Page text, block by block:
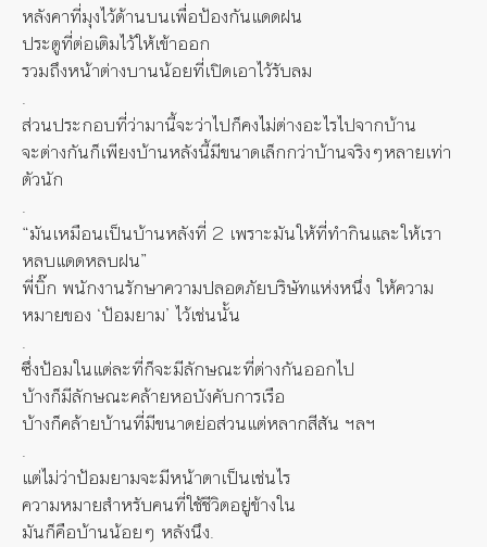
หลังคาที่มุงไว้ด้านบนเพื่อป้องกันแดดฝน
ประตูที่ต่อเติมไว้ให้เข้าออก
รวมถึงหน้าต่างบานน้อยที่เปิดเอาไว้รับลม
.
ส่วนประกอบที่ว่ามานี้จะว่าไปก็คงไม่ต่างอะไรไปจากบ้าน
จะต่างกันก็เพียงบ้านหลังนี้มีขนาดเล็กกว่าบ้านจริงๆหลายเท่า
ตัวนัก
.
“มันเหมือนเป็นบ้านหลังที่ 2 เพราะมันให้ที่ทำกินและให้เรา
หลบแดดหลบฝน”
พี่บิ๊ก พนักงานรักษาความปลอดภัยบริษัทแห่งหนึ่ง ให้ความ
หมายของ ‘ป้อมยาม’ ไว้เช่นนั้น
.
ซึ่งป้อมในแต่ละที่ก็จะมีลักษณะที่ต่างกันออกไป
บ้างก็มีลักษณะคล้ายหอบังคับการเรือ
บ้างก็คล้ายบ้านที่มีขนาดย่อส่วนแต่หลากสีสัน ฯลฯ
.
แต่ไม่ว่าป้อมยามจะมีหน้าตาเป็นเช่นไร
ความหมายสำหรับคนที่ใช้ชีวิตอยู่ข้างใน
มันก็คือบ้านน้อยๆ หลังนึง.